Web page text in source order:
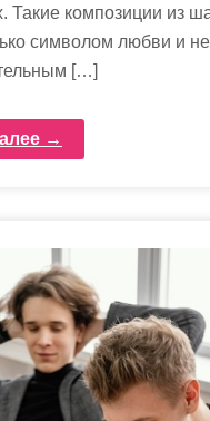
Такие композиции из
символом любви и
[…]
→